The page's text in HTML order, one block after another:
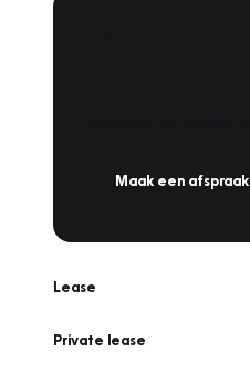
Maak een afspraak
Lease
Private lease